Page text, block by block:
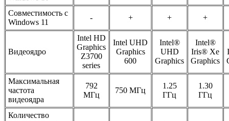
Совместимость с
Windows 11
- + + +
Видеоядро
Intel HD
Graphics
Z3700
series
Intel UHD
Graphics
600
Intel®
UHD
Graphics
Intel®
Iris® Xe
Graphics
Максимальная
частота
видеоядра
792
МГц
750 МГц
1.25
ГГц
1.30
ГГц
Количество